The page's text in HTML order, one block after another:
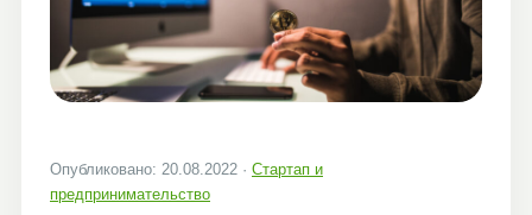
Опубликовано: 20.08.2022 · Стартап и
предпринимательство